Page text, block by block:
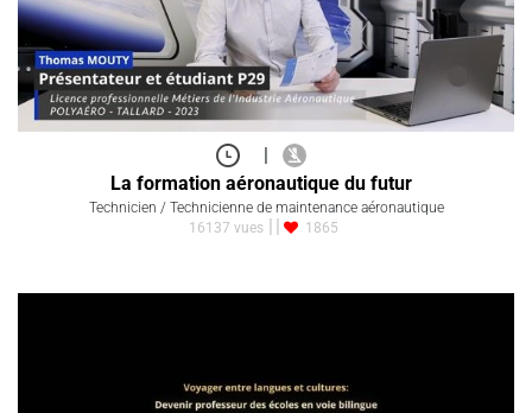
|
La formation aéronautique du futur
Technicien / Technicienne de maintenance aéronautique
16137 vues
1865